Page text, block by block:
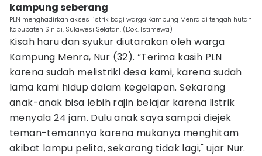
kampung seberang
PLN menghadirkan akses listrik bagi warga Kampung Menra di tengah hutan
Kabupaten Sinjai, Sulawesi Selatan. (Dok. Istimewa)
Kisah haru dan syukur diutarakan oleh warga
Kampung Menra, Nur (32). “Terima kasih PLN
karena sudah melistriki desa kami, karena sudah
lama kami hidup dalam kegelapan. Sekarang
anak-anak bisa lebih rajin belajar karena listrik
menyala 24 jam. Dulu anak saya sampai diejek
teman-temannya karena mukanya menghitam
akibat lampu pelita, sekarang tidak lagi," ujar Nur.